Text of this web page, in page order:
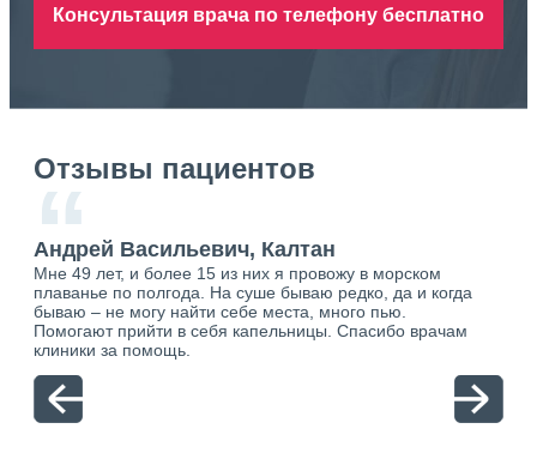
Консультация врача по телефону бесплатно
Отзывы пациентов
“
Андрей Васильевич, Калтан
Мне 49 лет, и более 15 из них я провожу в морском
плаванье по полгода. На суше бываю редко, да и когда
бываю – не могу найти себе места, много пью.
Помогают прийти в себя капельницы. Спасибо врачам
клиники за помощь.